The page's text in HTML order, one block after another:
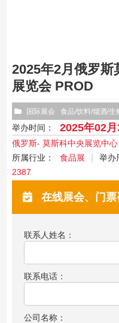
2025年2月俄罗斯
展览会 PROD
国际展会 食品/饮料/烟酒/生
举办时间： 2025年02月
俄罗斯- 莫斯科中央展览中心
所属行业：
食品展 举办
2387
在线展会、门
联系人姓名：
联系电话：
公司名称：